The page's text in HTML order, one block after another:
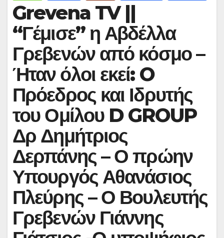
Grevena TV ||
“Γέμισε” η Αβδέλλα
Γρεβενών από κόσμο –
Ήταν όλοι εκεί: O
Πρόεδρος και Ιδρυτής
του Ομίλου D GROUP
Δρ Δημήτριος
Δερπάνης – Ο πρώην
Υπουργός Αθανάσιος
Πλεύρης – Ο Βουλευτής
Γρεβενών Γιάννης